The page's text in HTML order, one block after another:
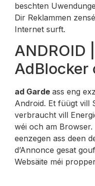
beschten
Dir Reklammen
Internet surft.
ANDROID
AdBlocker
ad Garde ass eng
Android. Et füügt vill
verbraucht vill
wéi och am
eenzegen ass deen
d’Annonce gesat
Websäite méi